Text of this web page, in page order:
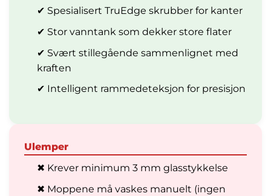
✔ Spesialisert TruEdge skrubber for kanter
✔ Stor vanntank som dekker store flater
✔ Svært stillegående sammenlignet med
kraften
✔ Intelligent rammedeteksjon for presisjon
Ulemper
✖ Krever minimum 3 mm glasstykkelse
✖ Moppene må vaskes manuelt (ingen